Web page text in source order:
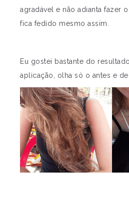
agradável e não adianta fazer
fica fedido mesmo assim.
Eu gostei bastante do
aplicação, olha só o antes e